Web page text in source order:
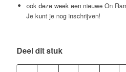
ook deze week een nieuwe On
Je kunt je nog inschrijven!
Deel dit stuk